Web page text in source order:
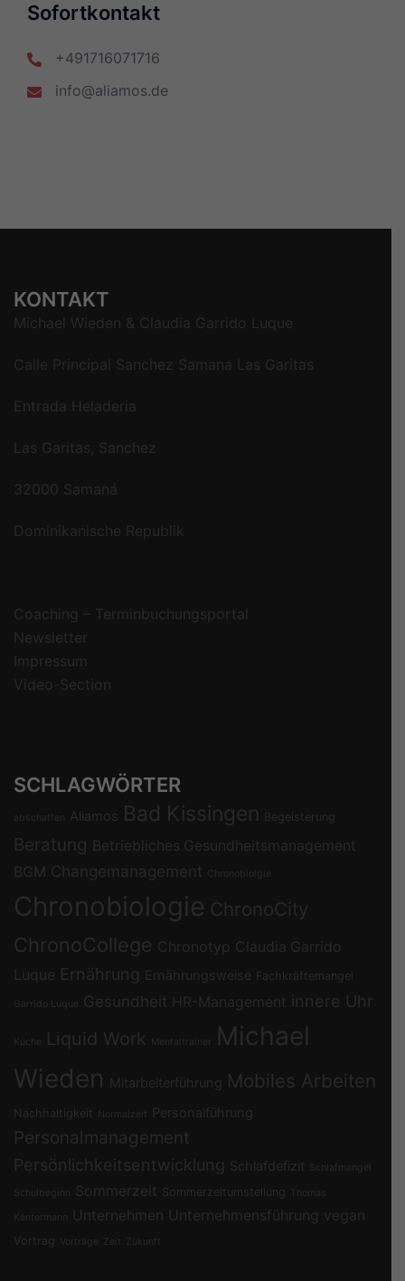
Sofortkontakt
+491716071716
info@aliamos.de
KONTAKT
Michael Wieden & Claudia Garrido Luque
Calle Principal Sanchez Samana Las Garitas
Entrada Heladeria
Las Garitas, Sanchez
32000 Samaná
Dominikanische Republik
Coaching – Terminbuchungsportal
Newsletter
Impressum
Video-Section
SCHLAGWÖRTER
abschaffen Aliamos Bad Kissingen Begeisterung
Beratung Betriebliches Gesundheitsmanagement
BGM Changemanagement Chronobiolgie
Chronobiologie ChronoCity
ChronoCollege Chronotyp Claudia Garrido
Luque Ernährung Ernährungsweise Fachkräftemangel
Garrido Luque Gesundheit HR-Management innere Uhr
Küche Liquid Work Mentaltrainer
Michael
Wieden
Mitarbeiterführung Mobiles Arbeiten
Nachhaltigkeit Normalzeit Personalführung
Personalmanagement
Persönlichkeitsentwicklung Schlafdefizit Schlafmangel
Schulbeginn Sommerzeit Sommerzeitumstellung Thomas
Kantermann Unternehmen Unternehmensführung vegan
Vortrag Vorträge Zeit Zukunft